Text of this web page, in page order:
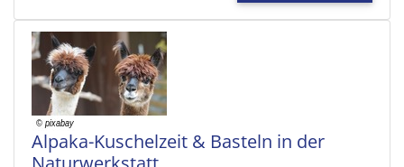
Alpaka-Kuschelzeit & Basteln in der